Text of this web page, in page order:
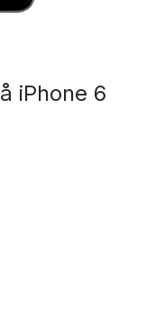
iPhone 6